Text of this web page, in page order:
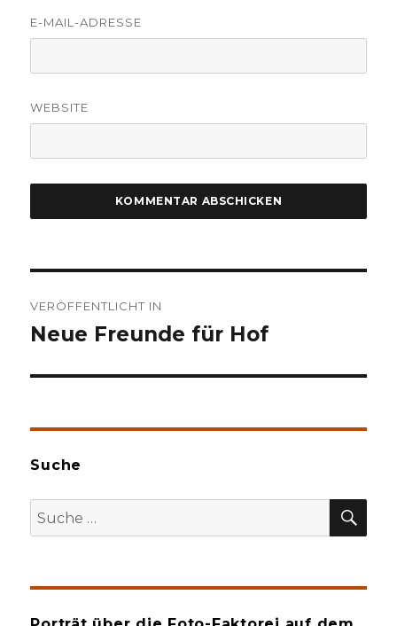
E-MAIL-ADRESSE
WEBSITE
VERÖFFENTLICHT IN
Neue Freunde für Hof
Suche
Suche
nach: